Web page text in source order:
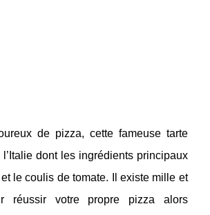
de pizza, cette fameuse tarte
dont les ingrédients principaux
le coulis de tomate. Il existe mille et
réussir votre propre pizza alors